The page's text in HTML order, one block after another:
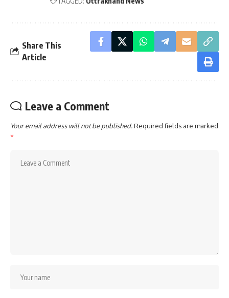
Share This
Article
Leave a Comment
Your email address will not be published.Required fields are marked
*